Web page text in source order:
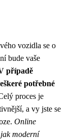
vozidla se o
bude vaše
případě
potřebné
proces je
a vy jste se
Online
moderní